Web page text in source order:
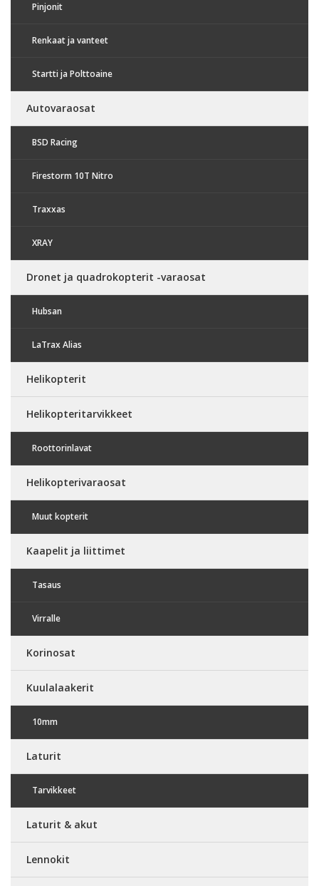
Pinjonit
Renkaat ja vanteet
Startti ja Polttoaine
Autovaraosat
BSD Racing
Firestorm 10T Nitro
Traxxas
XRAY
Dronet ja quadrokopterit -varaosat
Hubsan
LaTrax Alias
Helikopterit
Helikopteritarvikkeet
Roottorinlavat
Helikopterivaraosat
Muut kopterit
Kaapelit ja liittimet
Tasaus
Virralle
Korinosat
Kuulalaakerit
10mm
Laturit
Tarvikkeet
Laturit & akut
Lennokit